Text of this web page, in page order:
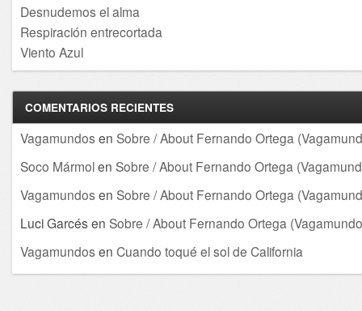
Desnudemos el alma
Respiración entrecortada
Viento Azul
COMENTARIOS RECIENTES
Vagamundos en Sobre / About Fernando Ortega
Soco Mármolen Sobre / About Fernando Ortega
Vagamundos en Sobre / About Fernando Ortega
Luci Garcés en Sobre / About Fernando Ortega
Vagamundos en Cuando toqué el sol de California